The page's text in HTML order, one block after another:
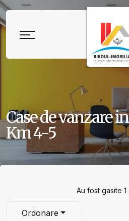
Case de vanzare
Km 4-5
Au fost gasite
Ordonare